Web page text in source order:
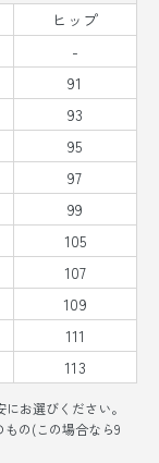
ヒップ
-
91
93
95
97
99
105
107
109
111
113
お選びください。
の(この場合なら9